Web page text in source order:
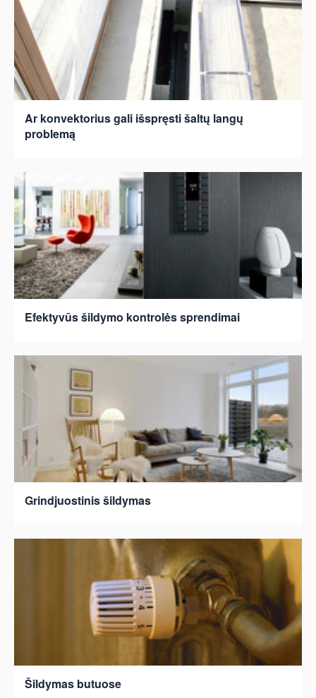
Ar konvektorius gali išspręsti šaltų langų
problemą
Efektyvūs šildymo kontrolės sprendimai
Grindjuostinis šildymas
Šildymas butuose